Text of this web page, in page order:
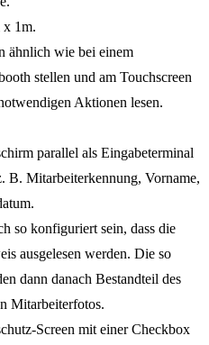
x 1m.
ähnlich wie bei einem
stellen und am Touchscreen
Aktionen lesen.
parallel als Eingabeterminal
B. Mitarbeiterkennung, Vorname,
so konfiguriert sein, dass die
ausgelesen werden. Die so
dann danach Bestandteil des
Mitarbeiterfotos.
Screen mit einer Checkbox